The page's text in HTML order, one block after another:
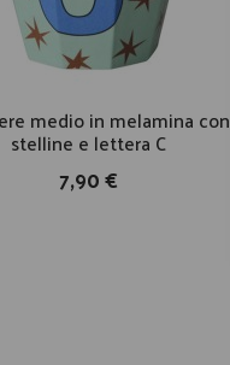
medio in melamina con
stelline e lettera C
7,90 €